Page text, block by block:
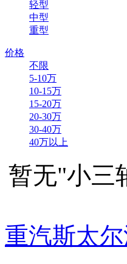
轻型
中型
重型
价格
不限
5-10万
10-15万
15-20万
20-30万
30-40万
40万以上
暂无"小三
重汽斯太